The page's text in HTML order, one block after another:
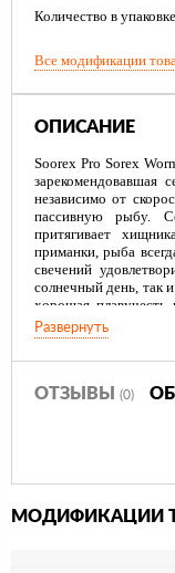
Количество в упаковке
Все модификации
ОПИСАНИЕ
Soorex Pro Sorex
зарекомендовавшая
независимо от
пассивную рыбу.
притягивает
приманки, рыба
свечений
солнечный день, так
хорошая плавучесть
Приманка создана из
не обладающего
ловли форели, но
Развернуть
ОТЗЫВЫ (0)
МОДИФИКАЦИИ